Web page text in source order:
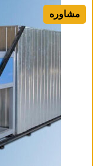
مشاوره